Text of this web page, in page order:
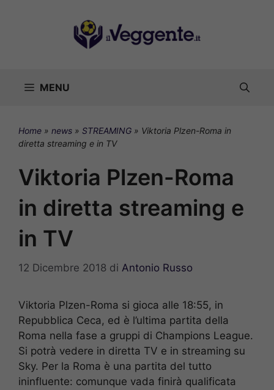
MENU
Home » news » STREAMING » Viktoria Plzen-Roma in
diretta streaming e in TV
Viktoria Plzen-Roma
in diretta streaming e
in TV
12 Dicembre 2018 di Antonio Russo
Viktoria Plzen-Roma si gioca alle 18:55, in
Repubblica Ceca, ed è l’ultima partita della
Roma nella fase a gruppi di Champions League.
Si potrà vedere in diretta TV e in streaming su
Sky. Per la Roma è una partita del tutto
ininfluente: comunque vada finirà qualificata